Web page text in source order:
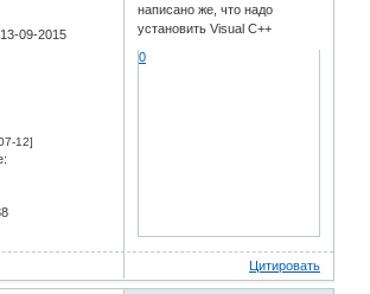
09-2015
12]
написано же, что надо
установить Visual C++
0
Цитировать